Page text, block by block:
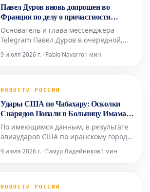
Торгово-промышленной пал
Павел Дуров вновь допрошен во
Франции по делу о причастности
Telegram к преступной деятельности
Основатель и глава мессенджера
Telegram Павел Дуров в очередной,
уже четвертый раз прошел допрос в
Париже. Это произошло в среду, 8
агентство AFP. Следственные судьи,
причастности его платформы к про
9 июля 2026 г. · Pablo Navarro1 мин
НОВОСТИ РОССИИ
Удары США по Чабахару: Осколки
Снарядов Попали в Больницу Имама
Али
По имеющимся данным, в результате
авиаударов США по иранскому городу
Чабахар осколки снарядов попали в
местную больницу Имама Али.
медицинского учреждения пока не
9 июля 2026 г. · Тимур Ладейников1 мин
НОВОСТИ РОССИИ